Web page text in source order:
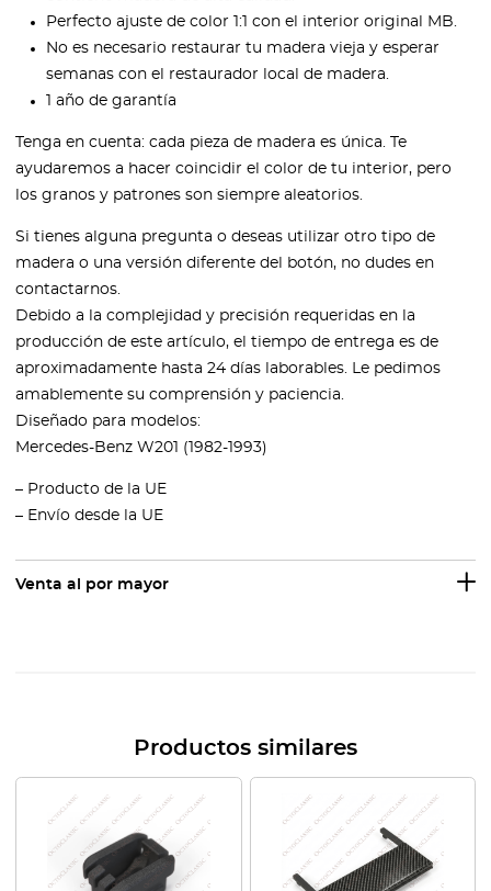
Perfecto ajuste de color 1:1 con el interior original MB.
No es necesario restaurar tu madera vieja y esperar
semanas con el restaurador local de madera.
1 año de garantía
Tenga en cuenta: cada pieza de madera es única. Te
ayudaremos a hacer coincidir el color de tu interior, pero
los granos y patrones son siempre aleatorios.
Si tienes alguna pregunta o deseas utilizar otro tipo de
madera o una versión diferente del botón, no dudes en
contactarnos.
Debido a la complejidad y precisión requeridas en la
producción de este artículo, el tiempo de entrega es de
aproximadamente hasta 24 días laborables. Le pedimos
amablemente su comprensión y paciencia.
Diseñado para modelos:
Mercedes-Benz W201 (1982-1993)
– Producto de la UE
– Envío desde la UE
Venta al por mayor
Productos similares